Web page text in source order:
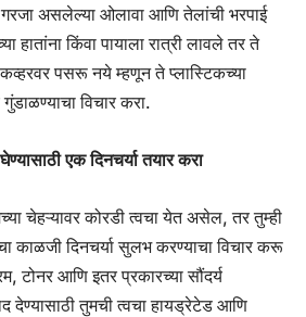
गरजा असलेल्या ओलावा आणि तेलांची भरपाई
हातांना किंवा पायाला रात्री लावले तर ते
कव्हरवर पसरू नये म्हणून ते प्लास्टिकच्या
विचार करा.
एक दिनचर्या तयार करा
चेहऱ्यावर कोरडी त्वचा येत असेल, तर तुम्ही
काळजी दिनचर्या सुलभ करण्याचा विचार करू
टोनर आणि इतर प्रकारच्या सौंदर्य
देण्यासाठी तुमची त्वचा हायड्रेटेड आणि